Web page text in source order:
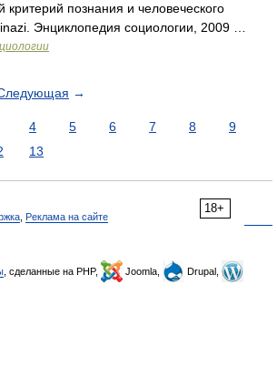
критерий познания и человеческого
Энциклопедия социологии, 2009 …
→
4 5 6 7 8
9
13
18+
Реклама на сайте
, сделанные на PHP, Joomla,
Drupal,